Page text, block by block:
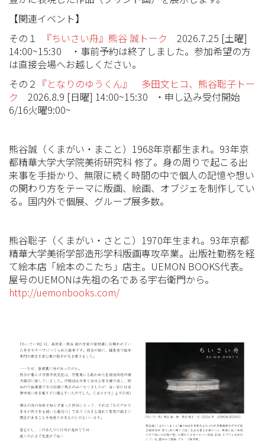
【関連イベント】
その１
『ちいさい舟』熊谷 誠トーク 2026.7.25 [土曜]
14:00~15:30 ・事前予約は終了しました。参加希望の方
は直接会場へお越しください。
その２ 『となりのゆうくん』 多田文ヒコ、熊谷聡子トー
ク 2026.8.9 [日曜] 14:00~15:30 ・申し込み受付開始
6/16火曜9:00~
熊谷誠（くまがい・まこと）1968年京都生まれ。93年京
都精華大学大学院美術研究科 修了。身の周りで起こる出
来事を手掛かり、無限に続く時間の中で個人の記憶や想い
の関わり方をテーマに版画、絵画、オブジェを制作してい
る。国内外で個展、グループ展多数。
熊谷聡子（くまがい・さとこ）1970年生まれ。93年京都
精華大学美術学部造形学科版画専攻卒業。出版社勤務を経
て絵本店「絵本のこたち」店主。UEMON BOOKS代表。
屋号のUEMONは先祖の名である宇右衛門から。
http://uemonbooks.com/